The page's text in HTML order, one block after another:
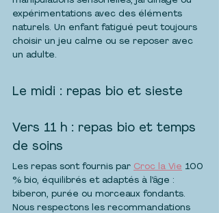
expérimentations avec des éléments
naturels. Un enfant fatigué peut toujours
choisir un jeu calme ou se reposer avec
un adulte.
Le midi : repas bio et sieste
Vers 11 h : repas bio et temps
de soins
Les repas sont fournis par Croc la Vie 100
% bio, équilibrés et adaptés à l’âge :
biberon, purée ou morceaux fondants.
Nous respectons les recommandations